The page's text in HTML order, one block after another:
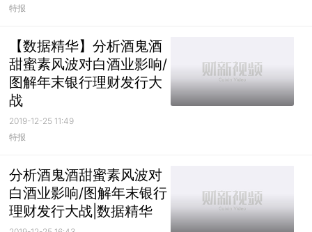
特报
【数据精华】分析酒鬼酒
甜蜜素风波对白酒业影响/
图解年末银行理财发行大
战
2019-12-25 11:49
特报
分析酒鬼酒甜蜜素风波对
白酒业影响/图解年末银行
理财发行大战|数据精华